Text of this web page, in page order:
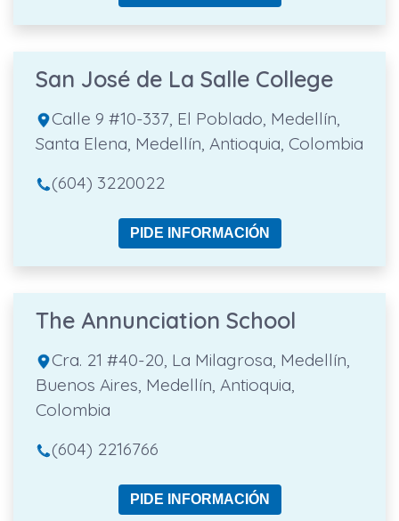
San José de La Salle College
Calle 9 #10-337, El Poblado, Medellín,
Santa Elena, Medellín, Antioquia, Colombia
(604) 3220022
PIDE INFORMACIÓN
The Annunciation School
Cra. 21 #40-20, La Milagrosa, Medellín,
Buenos Aires, Medellín, Antioquia,
Colombia
(604) 2216766
PIDE INFORMACIÓN